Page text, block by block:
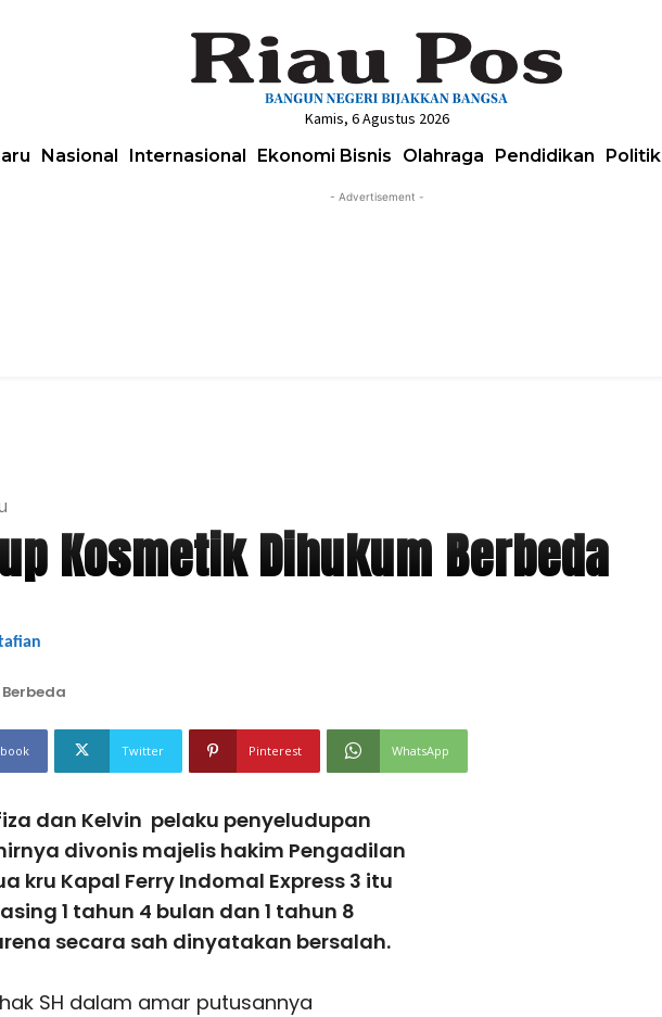
Kamis, 6 Agustus 2026
Nasional Internasional Ekonomi Bisnis Olahraga Pendidikan Politik
- Advertisement -
Kosmetik Dihukum Berbeda
Twitter Pinterest WhatsApp
dan Kelvin pelaku penyeludupan
divonis majelis hakim Pengadilan
kru Kapal Ferry Indomal Express 3 itu
1 tahun 4 bulan dan 1 tahun 8
secara sah dinyatakan bersalah.
SH dalam amar putusannya